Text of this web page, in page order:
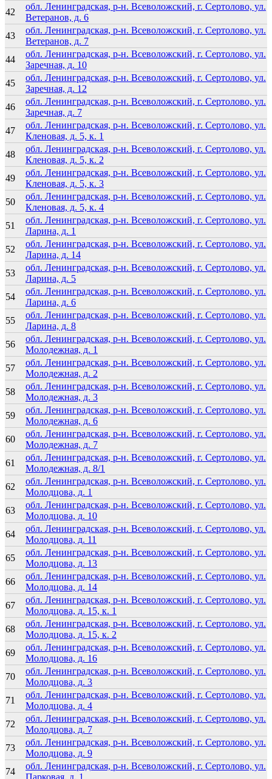
42
обл. Ленинградская, р-н. Всеволожский, г. Сертолово, ул.
Ветеранов, д. 6
43
обл. Ленинградская, р-н. Всеволожский, г. Сертолово, ул.
Ветеранов, д. 7
44
обл. Ленинградская, р-н. Всеволожский, г. Сертолово, ул.
Заречная, д. 10
45
обл. Ленинградская, р-н. Всеволожский, г. Сертолово, ул.
Заречная, д. 12
46
обл. Ленинградская, р-н. Всеволожский, г. Сертолово, ул.
Заречная, д. 7
47
обл. Ленинградская, р-н. Всеволожский, г. Сертолово, ул.
Кленовая, д. 5, к. 1
48
обл. Ленинградская, р-н. Всеволожский, г. Сертолово, ул.
Кленовая, д. 5, к. 2
49
обл. Ленинградская, р-н. Всеволожский, г. Сертолово, ул.
Кленовая, д. 5, к. 3
50
обл. Ленинградская, р-н. Всеволожский, г. Сертолово, ул.
Кленовая, д. 5, к. 4
51
обл. Ленинградская, р-н. Всеволожский, г. Сертолово, ул.
Ларина, д. 1
52
обл. Ленинградская, р-н. Всеволожский, г. Сертолово, ул.
Ларина, д. 14
53
обл. Ленинградская, р-н. Всеволожский, г. Сертолово, ул.
Ларина, д. 5
54
обл. Ленинградская, р-н. Всеволожский, г. Сертолово, ул.
Ларина, д. 6
55
обл. Ленинградская, р-н. Всеволожский, г. Сертолово, ул.
Ларина, д. 8
56
обл. Ленинградская, р-н. Всеволожский, г. Сертолово, ул.
Молодежная, д. 1
57
обл. Ленинградская, р-н. Всеволожский, г. Сертолово, ул.
Молодежная, д. 2
58
обл. Ленинградская, р-н. Всеволожский, г. Сертолово, ул.
Молодежная, д. 3
59
обл. Ленинградская, р-н. Всеволожский, г. Сертолово, ул.
Молодежная, д. 6
60
обл. Ленинградская, р-н. Всеволожский, г. Сертолово, ул.
Молодежная, д. 7
61
обл. Ленинградская, р-н. Всеволожский, г. Сертолово, ул.
Молодежная, д. 8/1
62
обл. Ленинградская, р-н. Всеволожский, г. Сертолово, ул.
Молодцова, д. 1
63
обл. Ленинградская, р-н. Всеволожский, г. Сертолово, ул.
Молодцова, д. 10
64
обл. Ленинградская, р-н. Всеволожский, г. Сертолово, ул.
Молодцова, д. 11
65
обл. Ленинградская, р-н. Всеволожский, г. Сертолово, ул.
Молодцова, д. 13
66
обл. Ленинградская, р-н. Всеволожский, г. Сертолово, ул.
Молодцова, д. 14
67
обл. Ленинградская, р-н. Всеволожский, г. Сертолово, ул.
Молодцова, д. 15, к. 1
68
обл. Ленинградская, р-н. Всеволожский, г. Сертолово, ул.
Молодцова, д. 15, к. 2
69
обл. Ленинградская, р-н. Всеволожский, г. Сертолово, ул.
Молодцова, д. 16
70
обл. Ленинградская, р-н. Всеволожский, г. Сертолово, ул.
Молодцова, д. 3
71
обл. Ленинградская, р-н. Всеволожский, г. Сертолово, ул.
Молодцова, д. 4
72
обл. Ленинградская, р-н. Всеволожский, г. Сертолово, ул.
Молодцова, д. 7
73
обл. Ленинградская, р-н. Всеволожский, г. Сертолово, ул.
Молодцова, д. 9
74
обл. Ленинградская, р-н. Всеволожский, г. Сертолово, ул.